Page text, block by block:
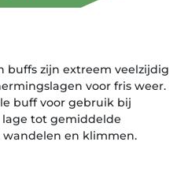
buffs zijn extreem veelzijdig
voor fris weer.
buff voor gebruik bij
tot gemiddelde
wandelen en klimmen.